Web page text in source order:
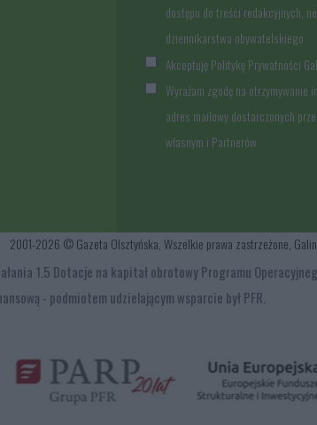
dostępu do treści redakcyjnych,
dziennikarstwa obywatelskiego
Akceptuję Politykę Prywatności
Wyrażam zgodę na otrzymywanie
adres mailowy dostarczonych
własnym i Partnerów
2001-2026 © Gazeta Olsztyńska, Wszelkie prawa zastrzeżone,
1.5 Dotacje na kapitał obrotowy Programu
- podmiotem udzielającym wsparcie był PFR.